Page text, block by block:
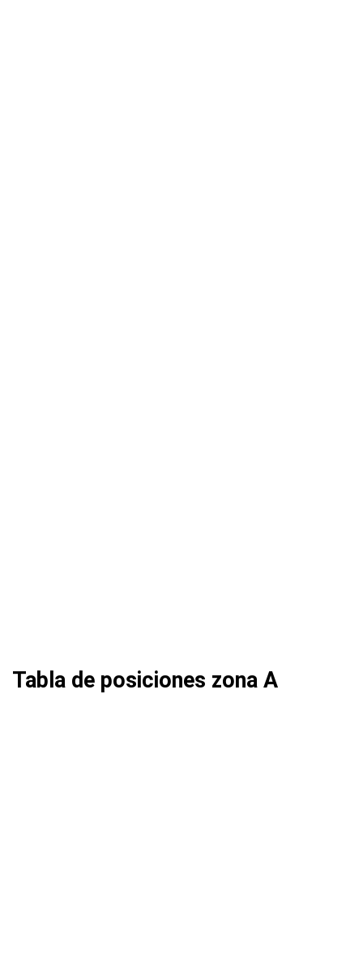
Tabla de posiciones zona A